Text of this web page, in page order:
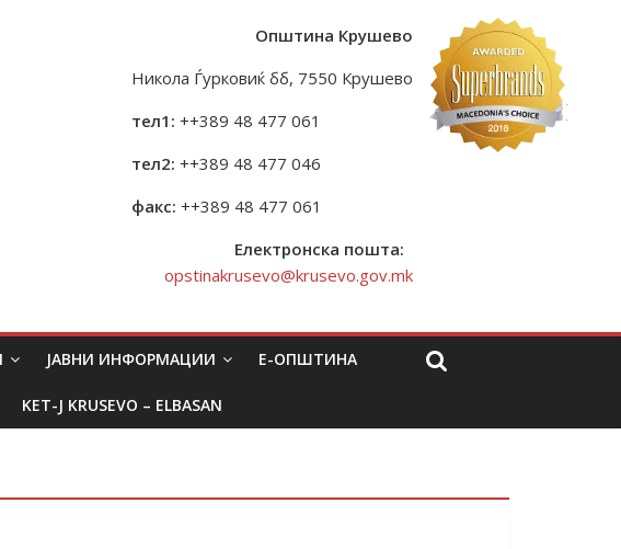
Општина Крушево
Никола Ѓурковиќ бб, 7550 Крушево
тел1: ++389 48 477 061
тел2: ++389 48 477 046
факс: ++389 48 477 061
Електронска пошта:
opstinakrusevo@krusevo.gov.mk
ЈАВНИ ИНФОРМАЦИИ Е-ОПШТИНА
KET-J KRUSEVO – ELBASAN